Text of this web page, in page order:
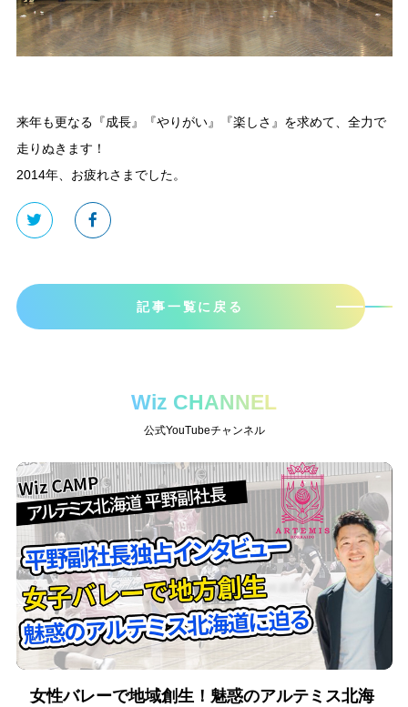
来年も更なる『成長』『やりがい』『楽しさ』を求めて、全力で
走りぬきます！
2014年、お疲れさまでした。
記事一覧に戻る
Wiz CHANNEL
公式YouTubeチャンネル
女性バレーで地域創生！魅惑のアルテミス北海